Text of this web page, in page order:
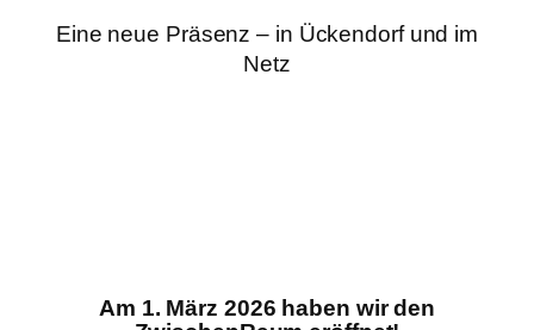
Eine neue Präsenz – in Ückendorf und im
Netz
Am 1. März 2026 haben wir den